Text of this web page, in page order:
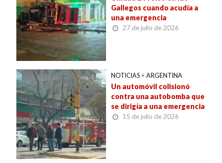
Gallegos cuando acudía a
una emergencia
27 de julio de 2026
NOTICIAS • ARGENTINA
Un automóvil colisionó
contra una autobomba que
se dirigía a una emergencia
15 de julio de 2026